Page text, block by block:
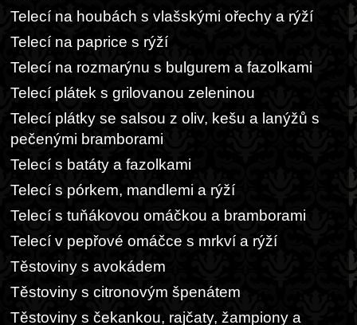
Telecí na houbách s vlašskými ořechy a rýží
Telecí na paprice s rýží
Telecí na rozmarýnu s bulgurem a fazolkami
Telecí plátek s grilovanou zeleninou
Telecí plátky se salsou z oliv, kešu a lanýžů s
pečenými bramborami
Telecí s batáty a fazolkami
Telecí s pórkem, mandlemi a rýží
Telecí s tuňákovou omáčkou a bramborami
Telecí v pepřové omáčce s mrkví a rýží
Těstoviny s avokádem
Těstoviny s citronovým špenátem
Těstoviny s čekankou, rajčaty, žampiony a